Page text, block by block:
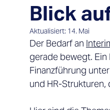
Blick
Aktualisiert: 14. Mai
Der Bedarf an
gerade bewegt.
Finanzführung
und HR-